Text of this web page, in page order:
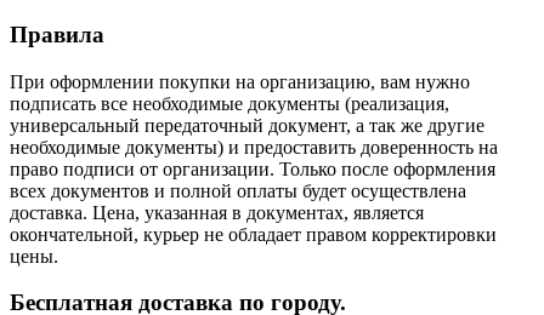
Правила
При оформлении покупки на организацию, вам нужно
подписать все необходимые документы (реализация,
универсальный передаточный документ, а так же другие
необходимые документы) и предоставить доверенность на
право подписи от организации. Только после оформления
всех документов и полной оплаты будет осуществлена
доставка. Цена, указанная в документах, является
окончательной, курьер не обладает правом корректировки
цены.
Бесплатная доставка по городу.